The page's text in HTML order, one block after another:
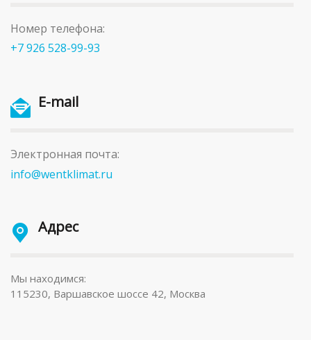
Номер телефона:
+7 926 528-99-93
E-mail
Электронная почта:
info@wentklimat.ru
Адрес
Мы находимся:
115230, Варшавское шоссе 42, Москва